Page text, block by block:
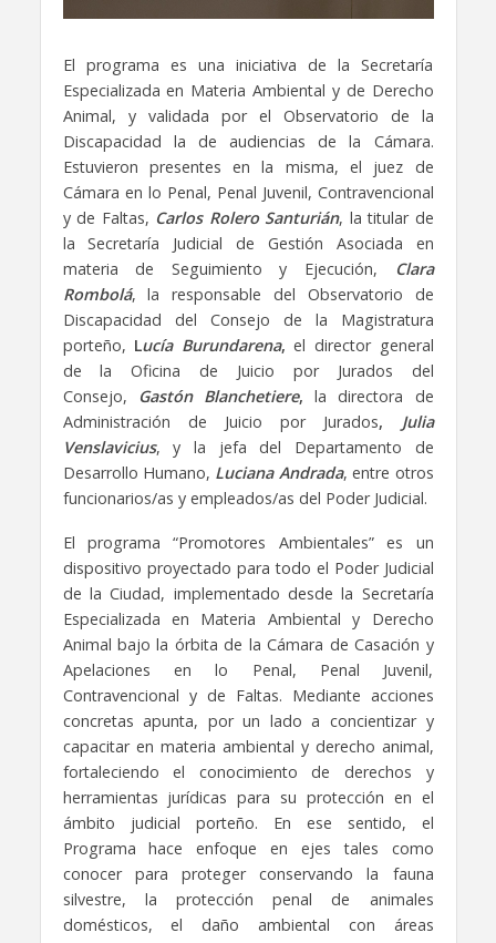
El programa es una iniciativa de la Secretaría
Especializada en Materia Ambiental y de Derecho
Animal, y validada por el Observatorio de la
Discapacidad la de audiencias de la Cámara.
Estuvieron presentes en la misma, el juez de
Cámara en lo Penal, Penal Juvenil, Contravencional
y de Faltas, Carlos Rolero Santurián, la titular de
la Secretaría Judicial de Gestión Asociada en
materia de Seguimiento y Ejecución,
Clara
Rombolá, la responsable del Observatorio de
Discapacidad del Consejo de la Magistratura
porteño, Lucía Burundarena, el director general
de la Oficina de Juicio por Jurados del
Consejo,
Gastón Blanchetiere,la directora de
Administración de Juicio por Jurados, Julia
Venslavicius, y la jefa del Departamento de
Desarrollo Humano, Luciana Andrada, entre otros
funcionarios/as y empleados/as del Poder Judicial.
El programa “Promotores Ambientales” es un
dispositivo proyectado para todo el Poder Judicial
de la Ciudad, implementado desde la Secretaría
Especializada en Materia Ambiental y Derecho
Animal bajo la órbita de la Cámara de Casación y
Apelaciones en lo Penal, Penal Juvenil,
Contravencional y de Faltas. Mediante acciones
concretas apunta, por un lado a concientizar y
capacitar en materia ambiental y derecho animal,
fortaleciendo el conocimiento de derechos y
herramientas jurídicas para su protección en el
ámbito judicial porteño. En ese sentido, el
Programa hace enfoque en ejes tales como
conocer para proteger conservando la fauna
silvestre, la protección penal de animales
domésticos, el daño ambiental con áreas